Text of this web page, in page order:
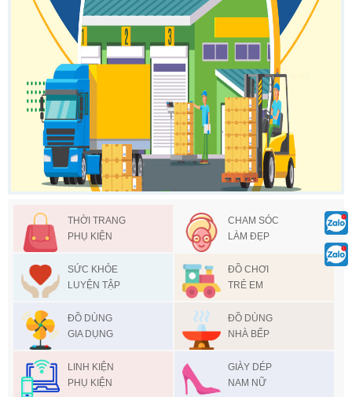
THỜI TRANG
PHỤ KIỆN
CHAM SÓC
LÀM ĐẸP
SỨC KHỎE
LUYỆN TẬP
ĐỒ CHƠI
TRẺ EM
ĐỒ DÙNG
GIA DỤNG
ĐỒ DÙNG
NHÀ BẾP
LINH KIỆN
PHỤ KIỆN
GIÀY DÉP
NAM NỮ